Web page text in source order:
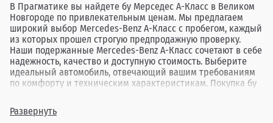
В Прагматике вы найдете бу Мерседес А-Класс в Великом
Новгороде по привлекательным ценам. Мы предлагаем
широкий выбор Mercedes-Benz A-Класс с пробегом, каждый
из которых прошел строгую предпродажную проверку.
Наши подержанные Mercedes-Benz A-Класс сочетают в себе
надежность, качество и доступную стоимость. Выберите
идеальный автомобиль, отвечающий вашим требованиям
по комфорту и техническим характеристикам. Покупка бу
Новгороде гарантирует вам прозрачную сделку и
удовлетворение от выбора.
Развернуть